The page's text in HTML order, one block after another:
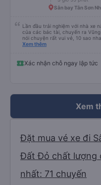
Sân bay Tân Sơn
Lần đầu trải nghiệm với nhà xe
của các bác tài, chuyến ra
nói chuyện rất vui vẻ, 10 sao
xe, mặc dù mình nghĩ chắc mấy
là gì thì mình cũng mong các
thân và nhg hành khách trên xe
nhà xe, chúc nhà xe luôn làm
Xem thêm
Xác nhận chỗ ngay lập tức
Xem
Đặt mua vé xe đi
Đất Đỏ chất lượng
nhất: 71 chuyến